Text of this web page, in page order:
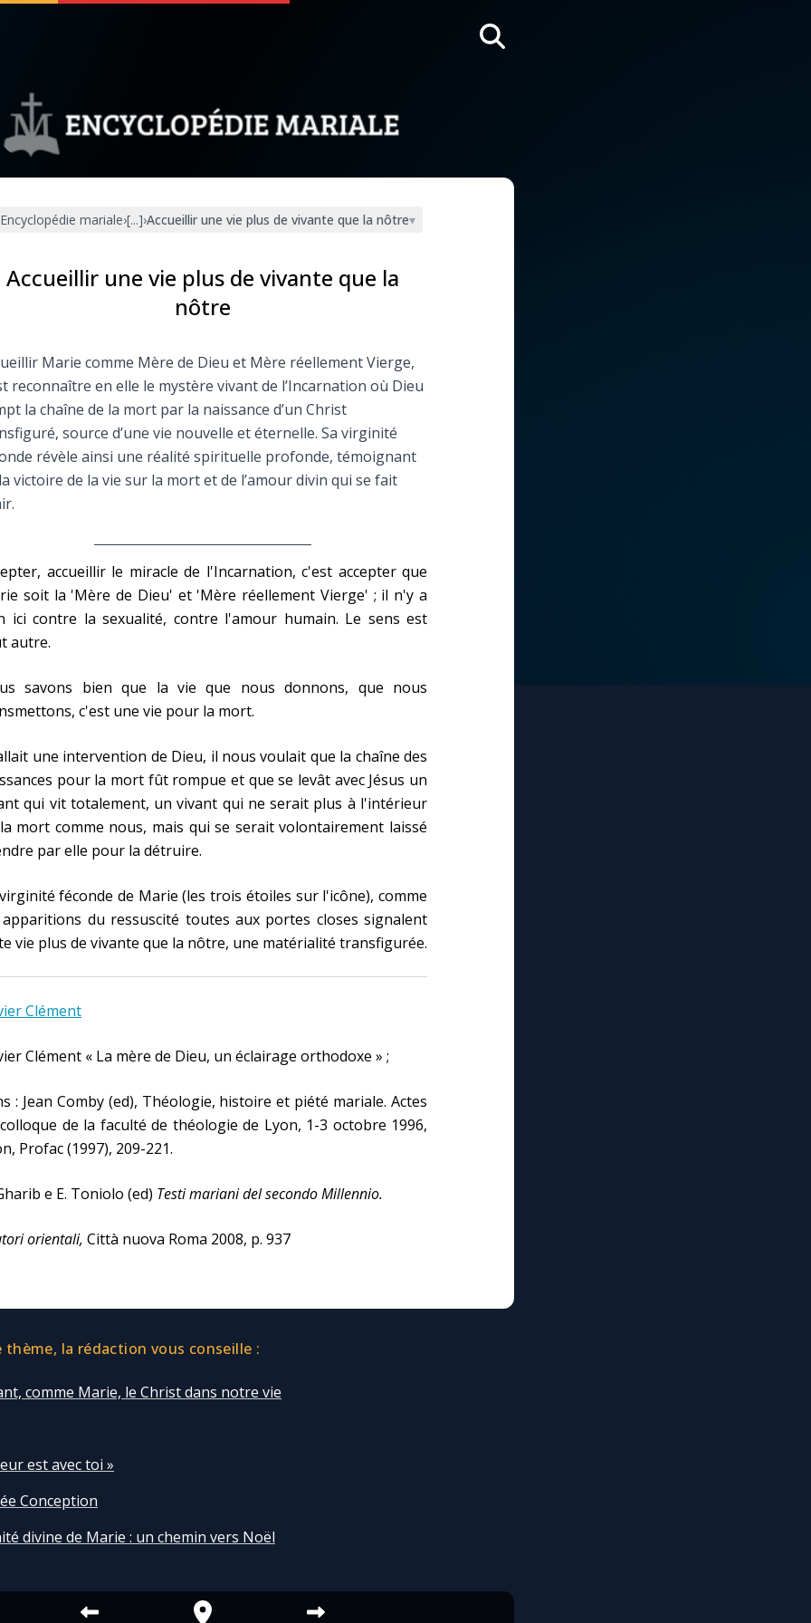
soutenir À propos Facebook Infos légales
◼︎À la une
Chapelet pour le monde
Contact
Faire un don
Marie de Nazareth
Encyclopédie mariale›[...]›Accueillir une vie plus de vivante que la nôtre▾
Accueillir une vie plus de vivante que la
nôtre
Marie comme Mère de Dieu et Mère réellement Vierge,
reconnaître en elle le mystère vivant de l’Incarnation où Dieu
la chaîne de la mort par la naissance d’un Christ
source d’une vie nouvelle et éternelle. Sa virginité
révèle ainsi une réalité spirituelle profonde, témoignant
victoire de la vie sur la mort et de l’amour divin qui se fait
accueillir le miracle de l'Incarnation, c'est accepter que
soit la 'Mère de Dieu' et 'Mère réellement Vierge' ; il n'y a
ici contre la sexualité, contre l'amour humain. Le sens est
autre.
savons bien que la vie que nous donnons, que nous
c'est une vie pour la mort.
une intervention de Dieu, il nous voulait que la chaîne des
pour la mort fût rompue et que se levât avec Jésus un
qui vit totalement, un vivant qui ne serait plus à l'intérieur
mort comme nous, mais qui se serait volontairement laissé
par elle pour la détruire.
féconde de Marie (les trois étoiles sur l'icône), comme
apparitions du ressuscité toutes aux portes closes signalent
vie plus de vivante que la nôtre, une matérialité transfigurée.
Clément
Clément « La mère de Dieu, un éclairage orthodoxe » ;
: Jean Comby (ed), Théologie, histoire et piété mariale. Actes
de la faculté de théologie de Lyon, 1-3 octobre 1996,
Profac (1997), 209-221.
e E. Toniolo (ed) Testi mariani del secondo Millennio.
orientali, Città nuova Roma 2008, p. 937
thème, la rédaction vous conseille :
comme Marie, le Christ dans notre vie
est avec toi »
Conception
divine de Marie : un chemin vers Noël